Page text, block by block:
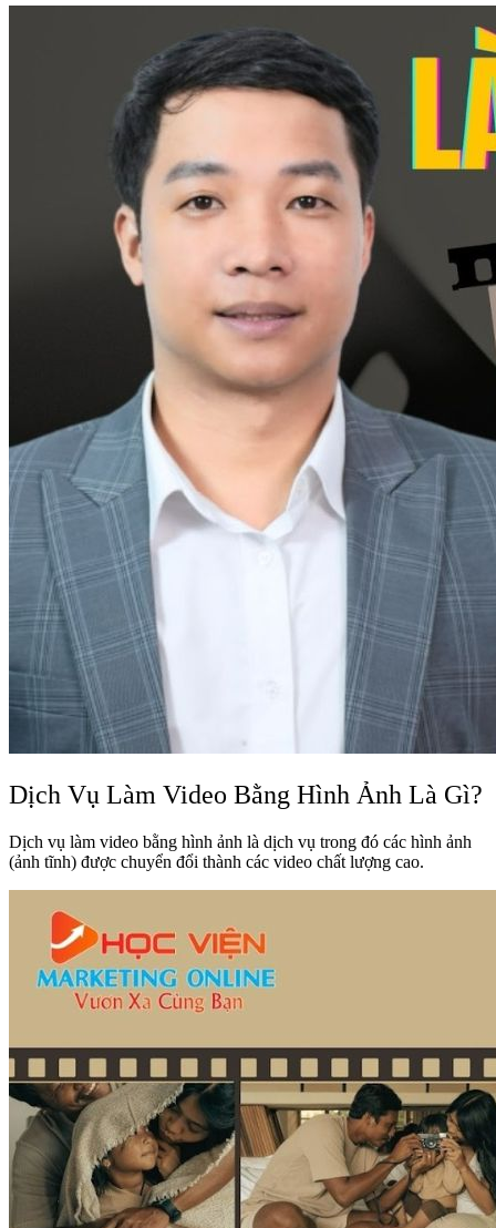
Dịch Vụ Làm Video Bằng Hình Ảnh Là Gì?
Dịch vụ làm video bằng hình ảnh là dịch vụ trong đó các hình ảnh
(ảnh tĩnh) được chuyển đổi thành các video chất lượng cao.